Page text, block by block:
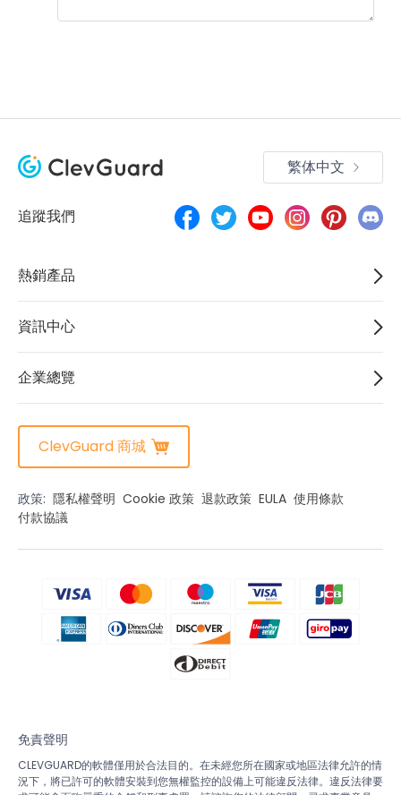
追蹤我們
繁体中文
熱銷產品
資訊中心
企業總覽
ClevGuard 商城
政策: 隱私權聲明 Cookie 政策 退款政策 EULA 使用條款
付款協議
免責聲明
CLEVGUARD的軟體僅用於合法目的。在未經您所在國家或地區法律允許的情
況下，將已許可的軟體安裝到您無權監控的設備上可能違反法律。違反法律要